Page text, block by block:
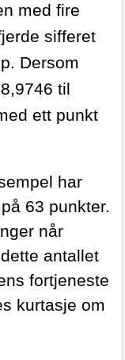
med fire
sifferet
Dersom
til
ett punkt
har
63 punkter.
når
antallet
fortjeneste
kurtasje om